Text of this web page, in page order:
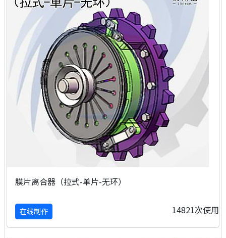
膜片离合器（拉式-单片-无环）
在线制作 14821次使用